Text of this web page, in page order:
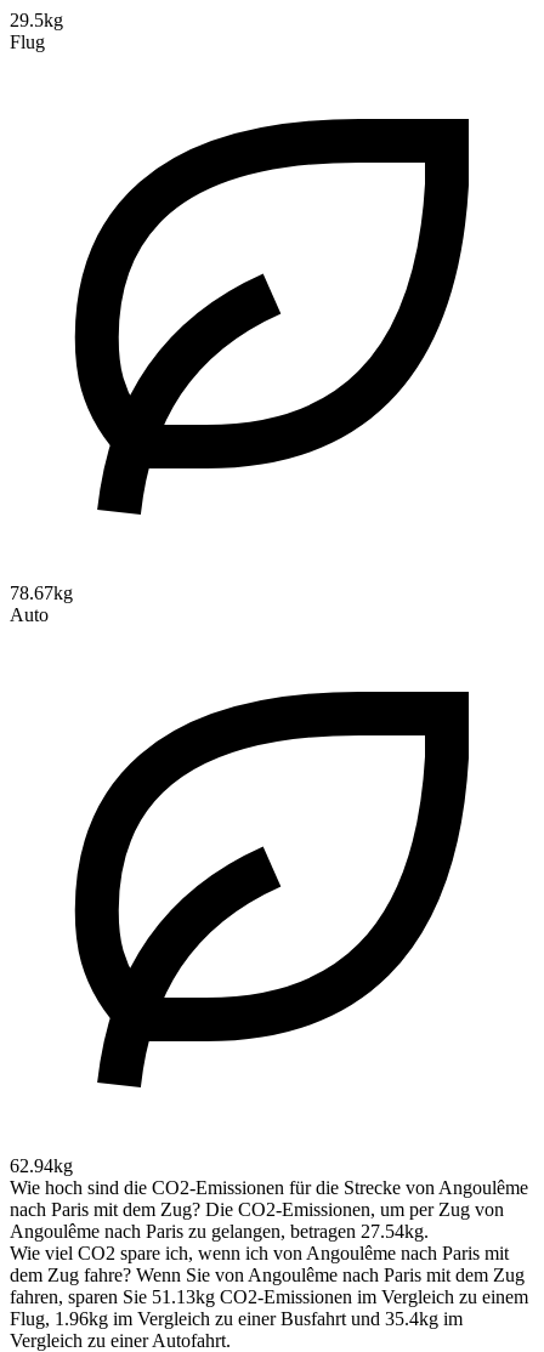
29.5kg
Flug
78.67kg
Auto
62.94kg
Wie hoch sind die CO2-Emissionen für die Strecke von Angoulême
nach Paris mit dem Zug? Die CO2-Emissionen, um per Zug von
Angoulême nach Paris zu gelangen, betragen 27.54kg.
Wie viel CO2 spare ich, wenn ich von Angoulême nach Paris mit
dem Zug fahre? Wenn Sie von Angoulême nach Paris mit dem Zug
fahren, sparen Sie 51.13kg CO2-Emissionen im Vergleich zu einem
Flug, 1.96kg im Vergleich zu einer Busfahrt und 35.4kg im
Vergleich zu einer Autofahrt.